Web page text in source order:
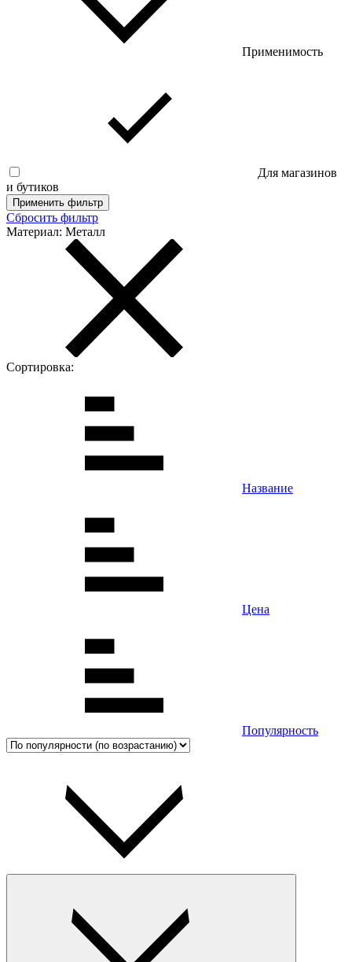
Применимость
Для магазинов
и бутиков
Применить фильтр
Сбросить фильтр
Материал: Металл
Сортировка:
Название
Цена
Популярность